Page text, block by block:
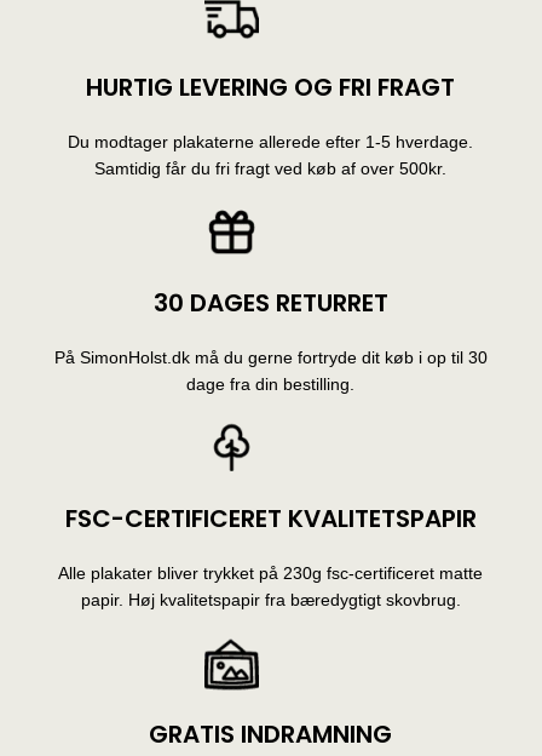
HURTIG LEVERING OG FRI FRAGT
Du modtager plakaterne allerede efter 1-5 hverdage.
Samtidig får du fri fragt ved køb af over 500kr.
30 DAGES RETURRET
På SimonHolst.dk må du gerne fortryde dit køb i op til 30
dage fra din bestilling.
FSC-CERTIFICERET KVALITETSPAPIR
Alle plakater bliver trykket på 230g fsc-certificeret matte
papir. Høj kvalitetspapir fra bæredygtigt skovbrug.
GRATIS INDRAMNING